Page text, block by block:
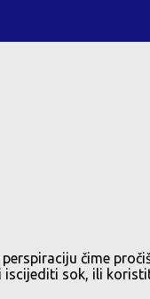
čime
sok, ili